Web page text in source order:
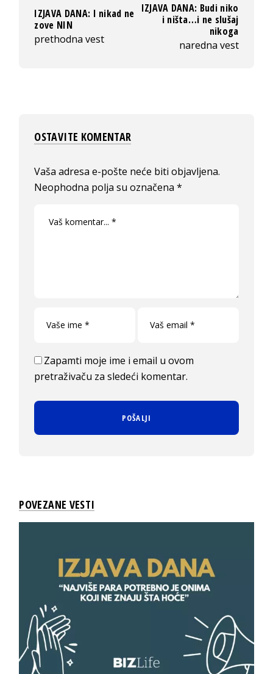
IZJAVA DANA: I nikad ne
zove NIN
prethodna vest
IZJAVA DANA: Budi niko
i ništa…i ne slušaj
nikoga
naredna vest
OSTAVITE KOMENTAR
Vaša adresa e-pošte neće biti objavljena.
Neophodna polja su označena*
Zapamti moje ime i email u ovom
pretraživaču za sledeći komentar.
POVEZANE VESTI